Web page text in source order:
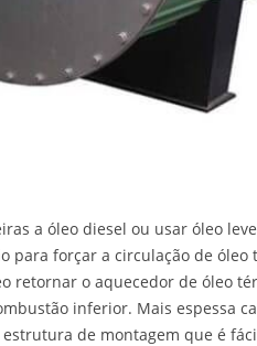
a óleo diesel ou usar óleo
para forçar a circulação de
retornar o aquecedor de óleo
inferior. Mais espessa
de montagem que é